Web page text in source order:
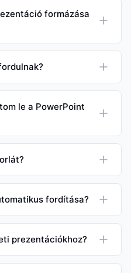
formázása
le a PowerPoint
fordítása?
prezentációkhoz?